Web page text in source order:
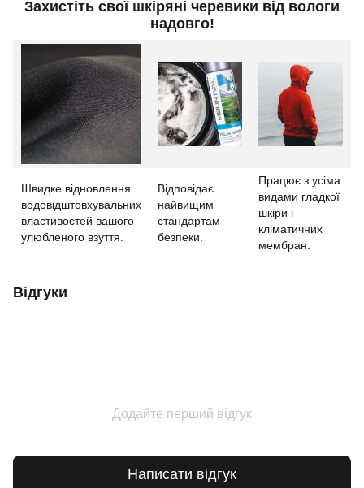
Захистіть свої шкіряні черевики від вологи
надовго!
Швидке відновлення
водовідштовхувальних
властивостей вашого
улюбленого взуття.
Відповідає
найвищим
стандартам
безпеки.
Працює з усіма
видами гладкої
шкіри і
кліматичних
мембран.
Відгуки
Додайте перший відгук
Написати відгук